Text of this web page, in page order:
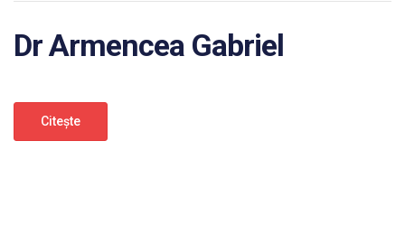
Dr Armencea Gabriel
Citeşte